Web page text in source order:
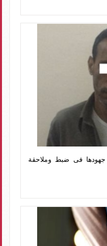
جهودها فى ضبط وملاحقة